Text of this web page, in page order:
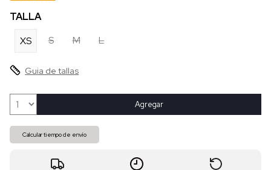
TALLA
XS
S M L
Guia de tallas
Agregar
Calcular tiempo de envío